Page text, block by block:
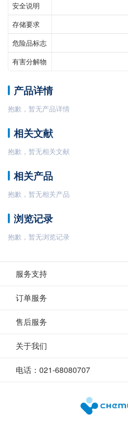
安全说明
存储要求
危险品标志
有害分解物
产品详情
抱歉，暂无产品详情
相关文献
抱歉，暂无相关文献
相关产品
抱歉，暂无相关产品
浏览记录
抱歉，暂无浏览记录
服务支持
订单服务
售后服务
关于我们
电话：021-68080707